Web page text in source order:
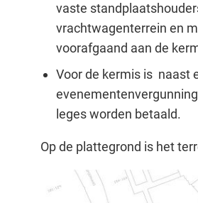
vaste
vrachtwagenterrein en
voorafgaand aan de
Voor de kermis is naast
leges worden betaald.
Op de plattegrond is het